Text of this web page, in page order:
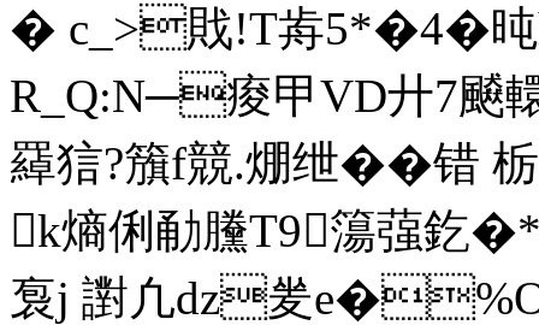
� c_>戝!T歬5*�4�旽
R_Q:N─痠甲VD廾7飇
羄狺?籏f競.焩绁� �错
k熵俐勈黱T9簜蔃
袌j 譵凢dz夎